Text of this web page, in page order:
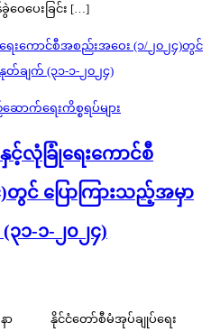
ေပေးခြင်း […]
က်‌ရေးကိစ္စရပ်များ
င့်လုံခြုံရေးကောင်စီ
င် ပြောကြားသည့်အမှာ
၁-၁-၂၀၂၄)
နာ နိုင်ငံတော်စီမံအုပ်ချုပ်ရေး